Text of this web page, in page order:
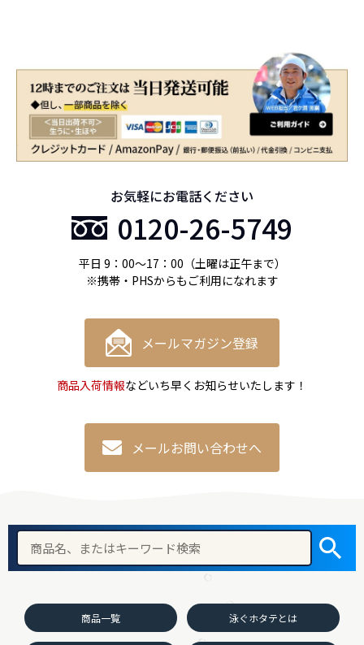
お気軽にお電話ください
0120-26-5749
平日 9：00〜17：00（土曜は正午まで）
※携帯・PHSからもご利用になれます
メールマガジン登録
商品入荷情報などいち早くお知らせいたします！
メールお問い合わせへ
商品一覧 泳ぐホタテとは